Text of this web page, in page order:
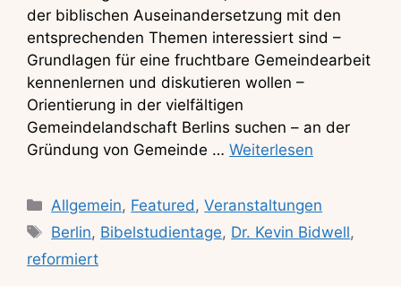
der biblischen Auseinandersetzung mit den
entsprechenden Themen interessiert sind –
Grundlagen für eine fruchtbare Gemeindearbeit
kennenlernen und diskutieren wollen –
Orientierung in der vielfältigen
Gemeindelandschaft Berlins suchen – an der
Gründung von Gemeinde … Weiterlesen
Kategorien
Allgemein, Featured ,Veranstaltungen
Schlagwörter
Berlin, Bibelstudientage, Dr. Kevin Bidwell,
reformiert